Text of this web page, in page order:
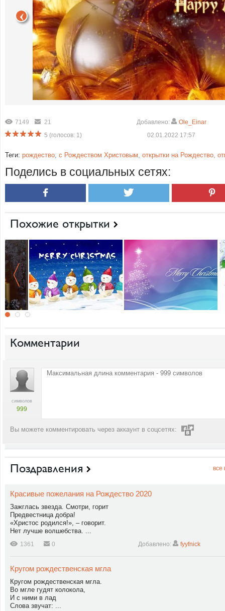
7149
21
5 (голосов: 1)
Добавлено:
Ole_Einar
02.01.2022 17:57
Теги: рождество, с Рождеством Христовым, открытки на Рождество,
Поделись в социальных сетях:
Похожие открытки
Комментарии
символов
999
Вы можете комментировать через аккаунт в соцсетях:
Поздравления все
Красивые пожелания на Рождество 2020
Зажглась звезда. Смотри, горит
Предвестница добра!
«Христос родился!», – говорит.
Нет лучше волшебства. ...
1361 0 Добавлено: fyyfnick
Кругом рождественская мгла
Кругом рождественская мгла.
Во мгле гудят колокола,
И с ними в лад
Слова звучат: ...